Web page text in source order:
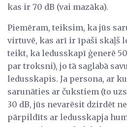
kas ir 70 dB (vai mazāka).
Piemēram, teiksim, ka jūs
virtuvē, kas arī ir īpaši skaļš
teikt, ka ledusskapī ģenerē
par troksni), jo tā saglabā
ledusskapis. Ja persona, ar
sarunāties ar čukstiem (to
30 dB, jūs nevarēsit dzirdēt
pārpildīts ar ledusskapja